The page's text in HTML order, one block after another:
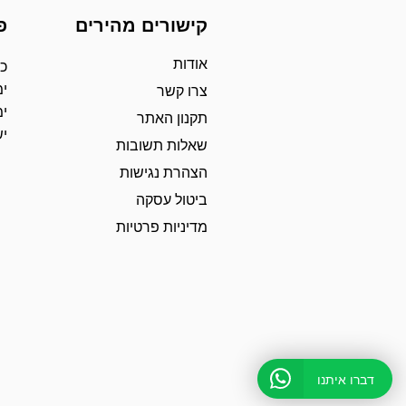
קישורים מהירים
אודות
צרו קשר
תקנון האתר
שאלות תשובות
הצהרת נגישות
ביטול עסקה
מדיניות פרטיות
דברו איתנו